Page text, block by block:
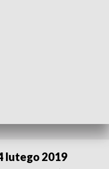
lutego 2019